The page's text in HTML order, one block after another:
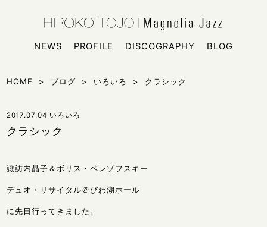
NEWS
PROFILE DISCOGRAPHY BLOG
HOME > ブログ > いろいろ > クラシック
2017.07.04 いろいろ
クラシック
諏訪内晶子＆ボリス・ベレゾフスキー
デュオ・リサイタル＠びわ湖ホール
に先日行ってきました。